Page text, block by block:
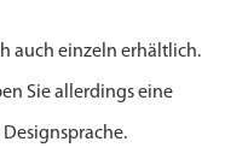
auch einzeln erhältlich.
Sie allerdings eine